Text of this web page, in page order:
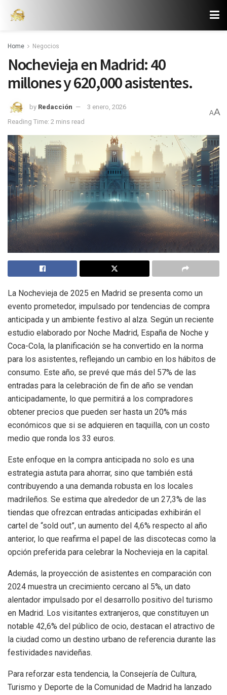
Home Negocios
Nochevieja en Madrid: 40
millones y 620,000 asistentes.
by Redacción
3 enero, 2026
Reading Time: 2 mins read
AA
La Nochevieja de 2025 en Madrid se presenta como un
evento prometedor, impulsado por tendencias de compra
anticipada y un ambiente festivo al alza. Según un reciente
estudio elaborado por Noche Madrid, España de Noche y
Coca-Cola, la planificación se ha convertido en la norma
para los asistentes, reflejando un cambio en los hábitos de
consumo. Este año, se prevé que más del 57% de las
entradas para la celebración de fin de año se vendan
anticipadamente, lo que permitirá a los compradores
obtener precios que pueden ser hasta un 20% más
económicos que si se adquieren en taquilla, con un costo
medio que ronda los 33 euros.
Este enfoque en la compra anticipada no solo es una
estrategia astuta para ahorrar, sino que también está
contribuyendo a una demanda robusta en los locales
madrileños. Se estima que alrededor de un 27,3% de las
tiendas que ofrezcan entradas anticipadas exhibirán el
cartel de “sold out”, un aumento del 4,6% respecto al año
anterior, lo que reafirma el papel de las discotecas como la
opción preferida para celebrar la Nochevieja en la capital.
Además, la proyección de asistentes en comparación con
2024 muestra un crecimiento cercano al 5%, un dato
alentador impulsado por el desarrollo positivo del turismo
en Madrid. Los visitantes extranjeros, que constituyen un
notable 42,6% del público de ocio, destacan el atractivo de
la ciudad como un destino urbano de referencia durante las
festividades navideñas.
Para reforzar esta tendencia, la Consejería de Cultura,
Turismo y Deporte de la Comunidad de Madrid ha lanzado